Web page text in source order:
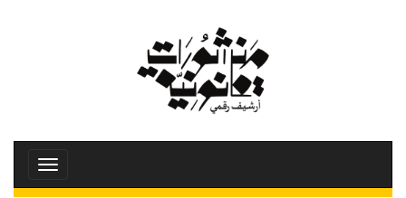
Toggle